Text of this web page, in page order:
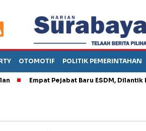
OTOMOTIF POLITIK PEMERINTAHAN
Empat Pejabat Baru ESDM, Dilantik Bahlil